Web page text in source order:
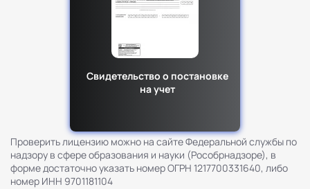
Свидетельство о постановке
на учет
Проверить лицензию можно на сайте Федеральной службы по
надзору в сфере образования и науки (Рособрнадзоре), в
форме достаточно указать номер ОГРН 1217700331640, либо
номер ИНН 9701181104